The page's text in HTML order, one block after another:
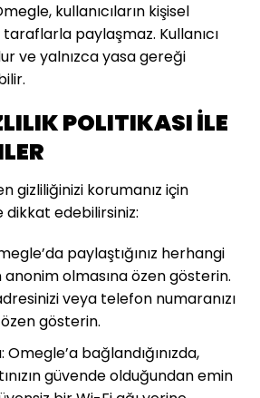
kullanıcıların kişisel
paylaşmaz. Kullanıcı
ve yalnızca yasa gereği
POLITIKASI İLE
gizliliğinizi korumanız için
dikkat edebilirsiniz:
paylaştığınız herhangi
anonim olmasına özen gösterin.
veya telefon numaranızı
gösterin.
bağlandığınızda,
güvende olduğundan emin